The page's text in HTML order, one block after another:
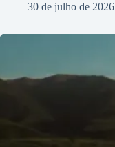
30 de julho de 2026